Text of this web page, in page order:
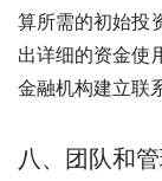
算所需的初始投
出详细的资金使
金融机构建立联
八、团队和